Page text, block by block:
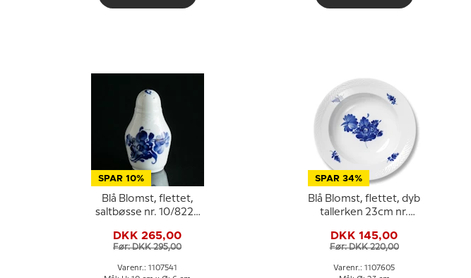
SPAR 10%
Blå Blomst, flettet,
saltbøsse nr. 10/8225
Copenhagen
DKK 265,00
Før: DKK 295,00
Varenr.: 1107541
SPAR 34%
Blå Blomst, flettet, dyb
tallerken 23cm nr.
DKK 145,00
Før: DKK 220,00
Varenr.: 1107605